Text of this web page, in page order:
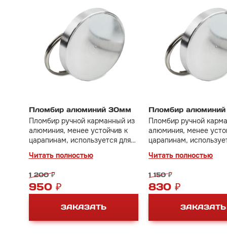
Пломбир алюминий 30мм
Читать полностью
Пломбир ручной карманный из
алюминия, менее устойчив к
царапинам, используется для
оружейных шкафов и тд.
1 200 ₽
950 ₽
ЗАКАЗАТЬ
Пломбир
Читать полностью
Пломбир ручной
алюминия, менее
царапинам,
оружейных шкафов и
1 150 ₽
830 ₽
ЗАКАЗАТЬ